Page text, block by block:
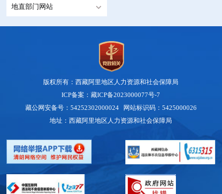
地直部门网站
版权所有：西藏阿里地区人力资源和社会保障局
ICP备案：藏ICP备2023000077号-7
藏公网安备号：54252302000024 网站标识码：5425000026
地址：西藏阿里地区人力资源和社会保障局